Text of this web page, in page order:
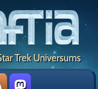
Trek Universums